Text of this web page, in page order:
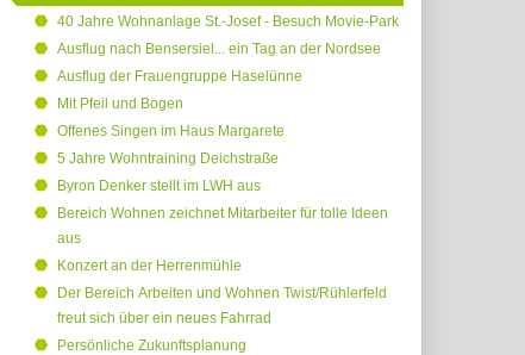
40 Jahre Wohnanlage St.-Josef - Besuch Movie-Park
Ausflug nach Bensersiel... ein Tag an der Nordsee
Ausflug der Frauengruppe Haselünne
Mit Pfeil und Bogen
Offenes Singen im Haus Margarete
5 Jahre Wohntraining Deichstraße
Byron Denker stellt im LWH aus
Bereich Wohnen zeichnet Mitarbeiter für tolle Ideen
aus
Konzert an der Herrenmühle
Der Bereich Arbeiten und Wohnen Twist/Rühlerfeld
freut sich über ein neues Fahrrad
Persönliche Zukunftsplanung